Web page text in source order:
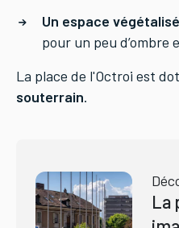
Un espace
pour un peu d’ombre
La place de l'Octroi est
souterrain.
La